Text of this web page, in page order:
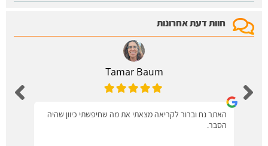
חוות דעת אחרונות
Tamar Baum
האתר נח וברור לקריאה מצאתי את מה שחיפשתי כיוון שהיה
הסבר.